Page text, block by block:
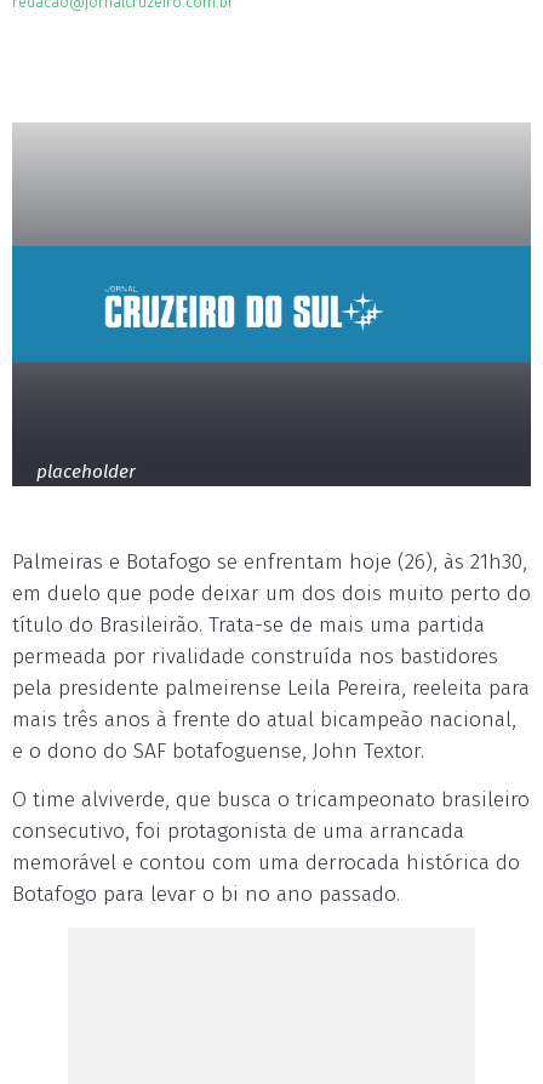
placeholder
Palmeiras e Botafogo se enfrentam hoje (26), às 21h30,
em duelo que pode deixar um dos dois muito perto do
título do Brasileirão. Trata-se de mais uma partida
permeada por rivalidade construída nos bastidores
pela presidente palmeirense Leila Pereira, reeleita para
mais três anos à frente do atual bicampeão nacional,
e o dono do SAF botafoguense, John Textor.
O time alviverde, que busca o tricampeonato brasileiro
consecutivo, foi protagonista de uma arrancada
memorável e contou com uma derrocada histórica do
Botafogo para levar o bi no ano passado.